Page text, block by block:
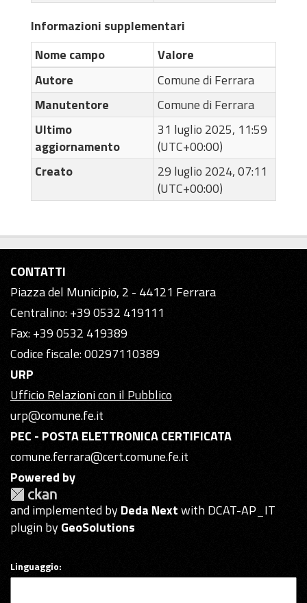
Informazioni supplementari
Nome campo
Valore
Autore
Comune di Ferrara
Manutentore
Comune di Ferrara
Ultimo
aggiornamento
31 luglio 2025, 11:59
(UTC+00:00)
Creato
29 luglio 2024, 07:11
(UTC+00:00)
CONTATTI
Piazza del Municipio, 2 - 44121 Ferrara
Centralino: +39 0532 419111
Fax: +39 0532 419389
Codice fiscale: 00297110389
URP
Ufficio Relazioni con il Pubblico
urp@comune.fe.it
PEC - POSTA ELETTRONICA CERTIFICATA
comune.ferrara@cert.comune.fe.it
Powered by
and implemented byDeda Nextwith DCAT-AP_IT
plugin byGeoSolutions
Linguaggio